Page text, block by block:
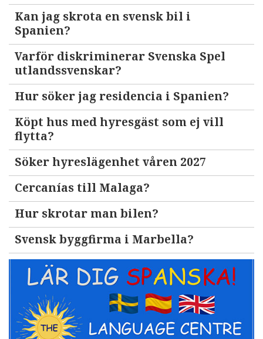
Kan jag skrota en svensk bil i
Spanien?
Varför diskriminerar Svenska Spel
utlandssvenskar?
Hur söker jag residencia i Spanien?
Köpt hus med hyresgäst som ej vill
flytta?
Söker hyreslägenhet våren 2027
Cercanías till Malaga?
Hur skrotar man bilen?
Svensk byggfirma i Marbella?